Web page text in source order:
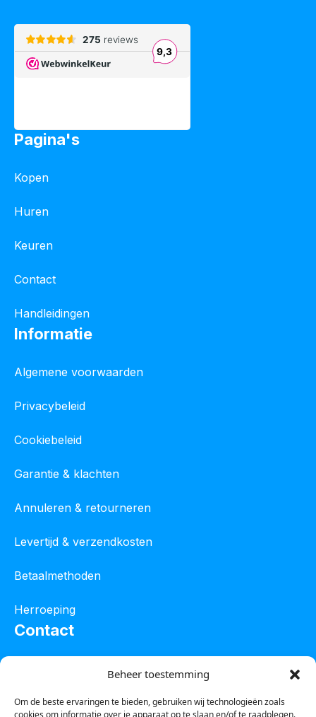
Beheer toestemming
Om de beste ervaringen te bieden, gebruiken wij technologieën zoals
cookies om informatie over je apparaat op te slaan en/of te raadplegen.
Pagina's
Kopen
Huren
Keuren
Contact
Handleidingen
Informatie
Algemene voorwaarden
Privacybeleid
Cookiebeleid
Garantie & klachten
Annuleren & retourneren
Levertijd & verzendkosten
Betaalmethoden
Herroeping
Contact